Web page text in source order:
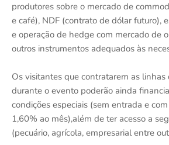
produtores sobre o mercado de
e café), NDF (contrato de dólar futuro),
e operação de hedge com mercado de
outros instrumentos adequados às
Os visitantes que contratarem as linhas
durante o evento poderão ainda
condições especiais (sem entrada e
1,60% ao mês),além de ter acesso a
(pecuário, agrícola, empresarial entre